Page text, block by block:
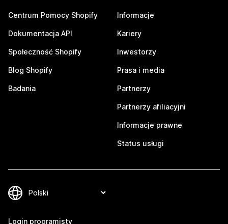
Centrum Pomocy Shopify
Dokumentacja API
Społeczność Shopify
Blog Shopify
Badania
Informacje
Kariery
Inwestorzy
Prasa i media
Partnerzy
Partnerzy afiliacyjni
Informacje prawne
Status usługi
Login programisty